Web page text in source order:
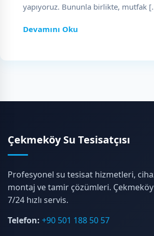
yapıyoruz. Bununla birlikte, mutfak
Devamını Oku
Çekmeköy Su Tesisatçısı
Profesyonel su tesisat hizmetleri,
montaj ve tamir çözümleri.
7/24 hızlı servis.
Telefon: +90 501 188 50 57